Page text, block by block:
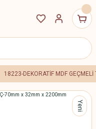
18223-DEKORATİF MDF
Yeni